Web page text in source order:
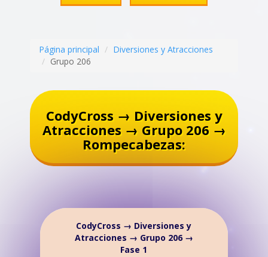
Página principal
Diversiones y Atracciones
Grupo 206
CodyCross → Diversiones y
Atracciones → Grupo 206 →
Rompecabezas:
CodyCross → Diversiones y
Atracciones → Grupo 206 →
Fase 1